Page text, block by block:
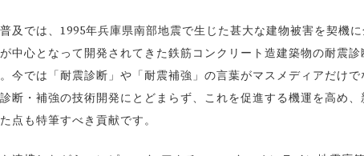
及では、1995年兵庫県南部地震で生じた甚大な建物被害を契機
中心となって開発されてきた鉄筋コンクリート造建築物の耐震診
今では「耐震診断」や「耐震補強」の言葉がマスメディアだけで
断・補強の技術開発にとどまらず、これを促進する機運を高め、
点も特筆すべき貢献です。